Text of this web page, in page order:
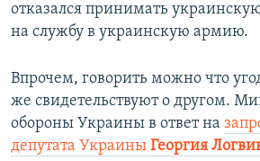
отказался принимать
на службу в украинскую армию.
Впрочем, говорить можно что
же свидетельствуют о другом.
обороны Украины в ответ на
депутата Украины Георгия